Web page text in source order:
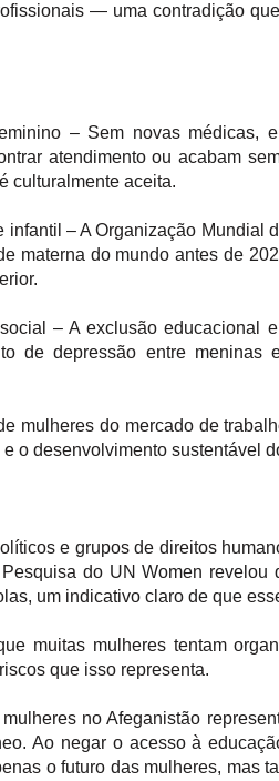
— uma contradição
– Sem novas médicas,
atendimento ou acabam
culturalmente aceita.
infantil – A Organização
materna do mundo antes de
– A exclusão educacional
de depressão entre
mulheres do mercado de
o desenvolvimento sustentável
e grupos de direitos
do UN Women
um indicativo claro de que
muitas mulheres tentam
que isso representa.
no Afeganistão
Ao negar o acesso à
o futuro das mulheres, mas